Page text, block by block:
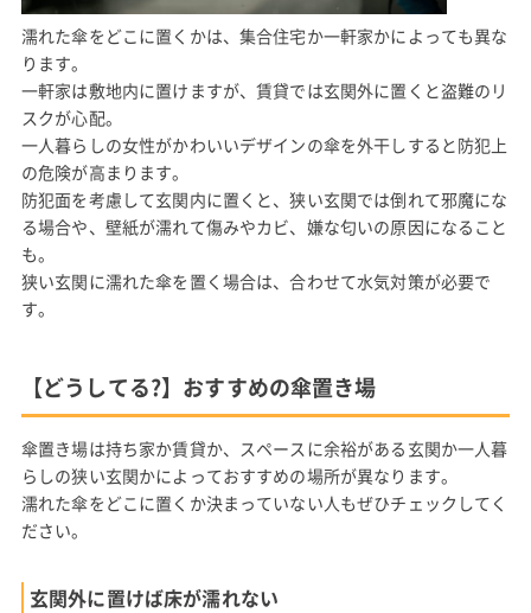
濡れた傘をどこに置くかは、集合住宅か一軒家かによっても異な
ります。
一軒家は敷地内に置けますが、賃貸では玄関外に置くと盗難のリ
スクが心配。
一人暮らしの女性がかわいいデザインの傘を外干しすると防犯上
の危険が高まります。
防犯面を考慮して玄関内に置くと、狭い玄関では倒れて邪魔にな
る場合や、壁紙が濡れて傷みやカビ、嫌な匂いの原因になること
も。
狭い玄関に濡れた傘を置く場合は、合わせて水気対策が必要で
す。
【どうしてる?】おすすめの傘置き場
傘置き場は持ち家か賃貸か、スペースに余裕がある玄関か一人暮
らしの狭い玄関かによっておすすめの場所が異なります。
濡れた傘をどこに置くか決まっていない人もぜひチェックしてく
ださい。
玄関外に置けば床が濡れない